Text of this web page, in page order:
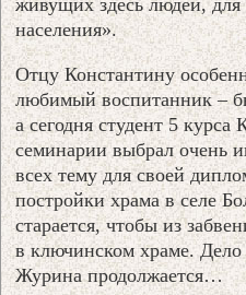
населения».
Отцу Константину
любимый воспитанник –
а сегодня студент 5 курса
семинарии выбрал очень
всех тему для своей
постройки храма в селе
старается, чтобы из
в ключинском храме.
Журина продолжается…